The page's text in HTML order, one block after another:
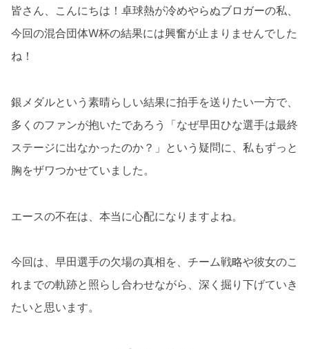
皆さん、こんにちは！卓球熱が冷めやらぬブロガーの私、
今回の混合団体W杯の結果には興奮が止まりませんでした
ね！
銀メダルという素晴らしい結果に拍手を送りたい一方で、
多くのファンが抱いたであろう「なぜ早田ひな選手は最終
ステージに出なかったのか？」という疑問に、私もずっと
胸をザワつかせていました。
エースの不在は、本当に心配になりますよね。
今回は、早田選手の欠場の真相を、チーム戦略や彼女のこ
れまでの軌跡と照らし合わせながら、深く掘り下げていき
たいと思います。